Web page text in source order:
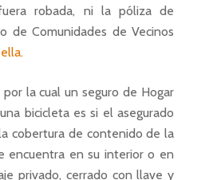
robada, ni la póliza de
de Comunidades de Vecinos
la cual un seguro de Hogar
bicicleta es si el asegurado
cobertura de contenido de la
encuentra en su interior o en
privado, cerrado con llave y